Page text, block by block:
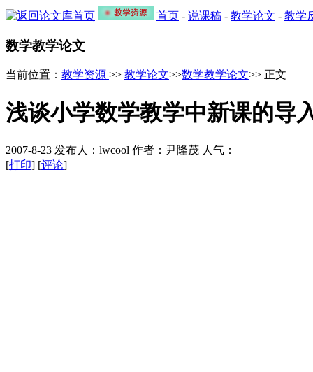
首页 - 说课稿 - 教学论文 - 教学
数学教学论文
当前位置： 教学资源 >> 教学论文>>数学教学论文>> 正文
浅谈小学数学教学中新课的导
2007-8-23 发布人：lwcool 作者：尹隆茂 人气：
[打印] [评论]